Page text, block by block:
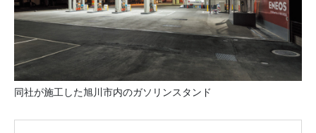
同社が施工した旭川市内のガソリンスタンド